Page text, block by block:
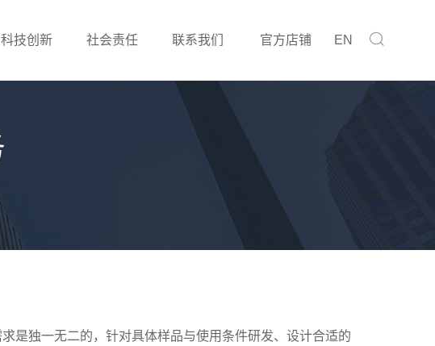
科技创新 社会责任 联系我们 官方店铺 EN
求是独一无二的，针对具体样品与使用条件研发、设计合适的